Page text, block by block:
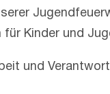
Kinder und
und